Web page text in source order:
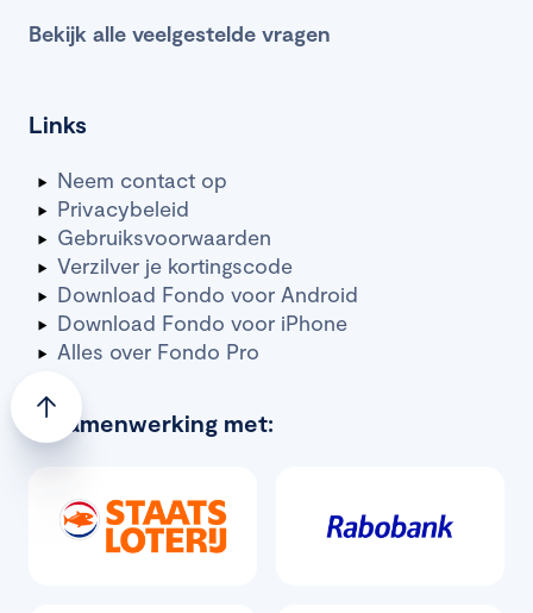
Links
Neem contact op
Privacybeleid
Gebruiksvoorwaarden
Verzilver je kortingscode
Download Fondo voor Android
Download Fondo voor iPhone
Alles over Fondo Pro
Bekijk alle veelgestelde vragen
In samenwerking met: